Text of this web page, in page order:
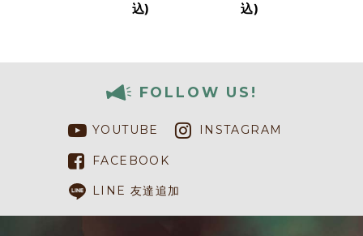
込)
込)
FOLLOW US!
YOUTUBE INSTAGRAM
FACEBOOK
LINE 友達追加